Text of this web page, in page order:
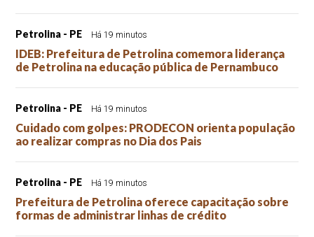
Petrolina - PE Há 19 minutos
IDEB: Prefeitura de Petrolina comemora liderança
de Petrolina na educação pública de Pernambuco
Petrolina - PE Há 19 minutos
Cuidado com golpes: PRODECON orienta população
ao realizar compras no Dia dos Pais
Petrolina - PE Há 19 minutos
Prefeitura de Petrolina oferece capacitação sobre
formas de administrar linhas de crédito